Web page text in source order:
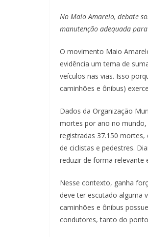
No Maio Amarelo, debate
manutenção adequada
O movimento Maio
evidência um tema de
veículos nas vias. Isso
caminhões e ônibus)
Dados da Organização
mortes por ano no
registradas 37.150
de ciclistas e pedestres.
reduzir de forma relevante
Nesse contexto, ganha
deve ter escutado alguma
caminhões e ônibus
condutores, tanto do